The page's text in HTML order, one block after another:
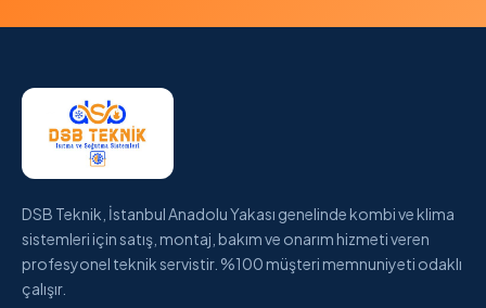
DSB Teknik, İstanbul Anadolu Yakası genelinde kombi ve klima
sistemleri için satış, montaj, bakım ve onarım hizmeti veren
profesyonel teknik servistir. %100 müşteri memnuniyeti odaklı
çalışır.